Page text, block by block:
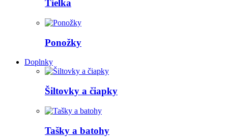
Tielka
Ponožky
Doplnky
Šiltovky a čiapky
Tašky a batohy